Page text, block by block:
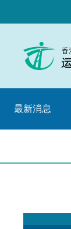
至
始
最新消息